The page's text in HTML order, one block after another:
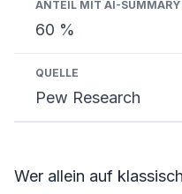
60 %
Pew Research
Wer allein auf